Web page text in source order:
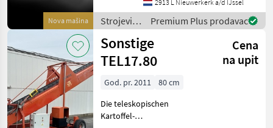
Nova mašina
Substrat für Pflanzen
verwendet und als Ersatz
für Torferde einges
2913 L Nieuwerkerk a/d IJssel
Strojevi
za
transport
/ Sonstige
Premium Plus prodavac
Sonstige
TEL17.80
Cena
na upit
God. pr. 2011
80 cm
Die teleskopischen
Kartoffel-